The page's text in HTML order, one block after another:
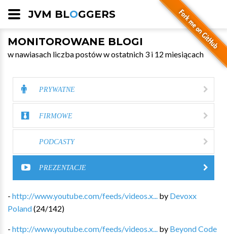
JVM BLOGGERS
MONITOROWANE BLOGI
w nawiasach liczba postów w ostatnich 3 i 12 miesiącach
PRYWATNE
FIRMOWE
PODCASTY
PREZENTACJE
- http://www.youtube.com/feeds/videos.x... by Devoxx
Poland(24/142)
- http://www.youtube.com/feeds/videos.x... by Beyond Code